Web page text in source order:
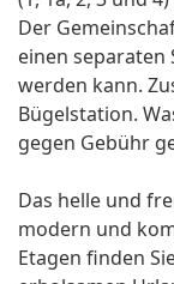
Der
einen
werden kann.
Bügelstation.
gegen Gebühr
Das helle und
modern und
Etagen finden